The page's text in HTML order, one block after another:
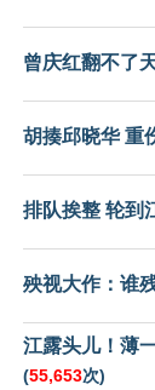
曾庆红翻不了
胡揍邱晓华 重
排队挨整 轮到
殃视大作：谁
江露头儿！薄
(55,653次)